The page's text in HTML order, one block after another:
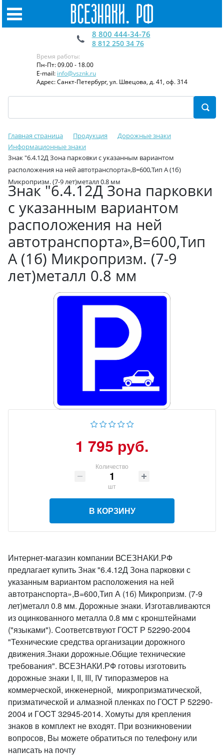
8 800 444-34-76
8 812 250 34 76
Время работы:
Пн-Пт: 09.00 - 18.00
E-mail: info@vsznk.ru
Адрес: Санкт-Петербург, ул. Швецова, д. 41, оф. 314
Главная страница Продукция
Дорожные знаки
Информационные знаки
Знак "6.4.12Д Зона парковки с указанным вариантом
расположения на ней автотранспорта»,B=600,Тип А (1б)
Микропризм. (7-9 лет)металл 0.8 мм
Знак "6.4.12Д Зона парковки
с указанным вариантом
расположения на ней
автотранспорта»,B=600,Тип
А (1б) Микропризм. (7-9
лет)металл 0.8 мм
1 795 руб.
Количество
шт
В КОРЗИНУ
Интернет-магазин компании ВСЕЗНАКИ.РФ
предлагает купить Знак "6.4.12Д Зона парковки с
указанным вариантом расположения на ней
автотранспорта»,B=600,Тип А (1б) Микропризм. (7-9
лет)металл 0.8 мм. Дорожные знаки. Изготавливаются
из оцинкованного металла 0.8 мм с кронштейнами
("языками"). Соответсвтвуют ГОСТ Р 52290-2004
"Технические средства организации дорожного
движения.Знаки дорожные.Общие технические
требования". ВСЕЗНАКИ.РФ готовы изготовить
дорожные знаки I, II, III, IV типоразмеров на
коммерческой, инженерной, микропризматической,
призматической и алмазной пленках по ГОСТ Р 52290-
2004 и ГOCT 32945-2014. Хомуты для крепления
знаков в комплект не входят. При возникновении
вопросов, Вы можете обратиться по телефону или
написать на почту